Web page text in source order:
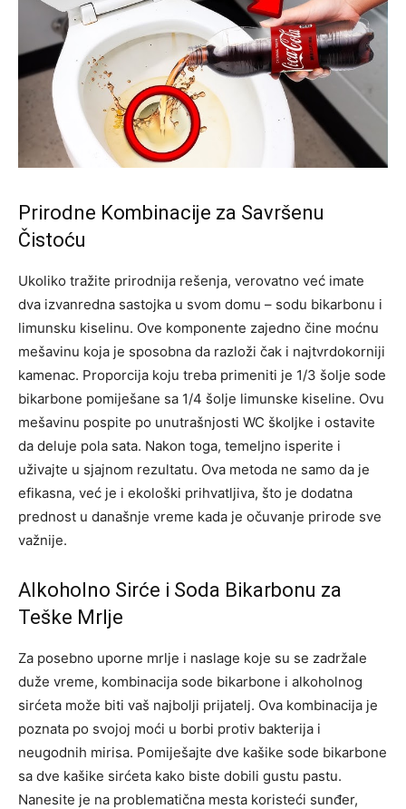
Prirodne Kombinacije za Savršenu
Čistoću
Ukoliko tražite prirodnija rešenja, verovatno već imate
dva izvanredna sastojka u svom domu – sodu bikarbonu i
limunsku kiselinu. Ove komponente zajedno čine moćnu
mešavinu koja je sposobna da razloži čak i najtvrdokorniji
kamenac. Proporcija koju treba primeniti je 1/3 šolje sode
bikarbone pomiješane sa 1/4 šolje limunske kiseline. Ovu
mešavinu pospite po unutrašnjosti WC školjke i ostavite
da deluje pola sata. Nakon toga, temeljno isperite i
uživajte u sjajnom rezultatu. Ova metoda ne samo da je
efikasna, već je i ekološki prihvatljiva, što je dodatna
prednost u današnje vreme kada je očuvanje prirode sve
važnije.
Alkoholno Sirće i Soda Bikarbonu za
Teške Mrlje
Za posebno uporne mrlje i naslage koje su se zadržale
duže vreme, kombinacija sode bikarbone i alkoholnog
sirćeta može biti vaš najbolji prijatelj. Ova kombinacija je
poznata po svojoj moći u borbi protiv bakterija i
neugodnih mirisa. Pomiješajte dve kašike sode bikarbone
sa dve kašike sirćeta kako biste dobili gustu pastu.
Nanesite je na problematična mesta koristeći sunđer,